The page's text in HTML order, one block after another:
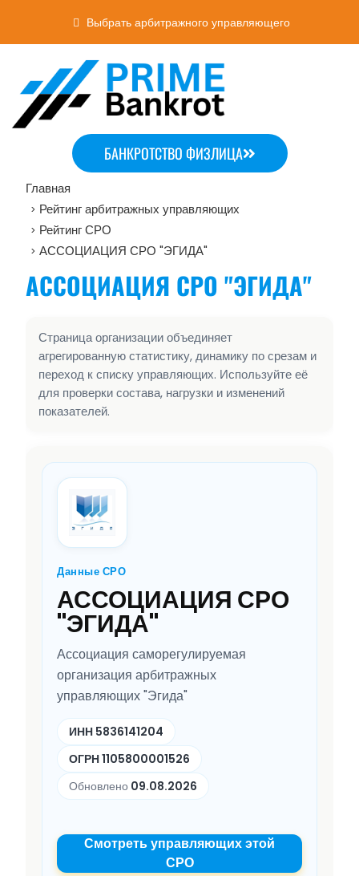
Выбрать арбитражного управляющего
БАНКРОТСТВО ФИЗЛИЦА
Главная
> Рейтинг арбитражных управляющих
> Рейтинг СРО
> АССОЦИАЦИЯ СРО "ЭГИДА"
АССОЦИАЦИЯ СРО "ЭГИДА"
Страница организации объединяет
агрегированную статистику, динамику по срезам и
переход к списку управляющих. Используйте её
для проверки состава, нагрузки и изменений
показателей.
Данные СРО
АССОЦИАЦИЯ СРО
"ЭГИДА"
Ассоциация саморегулируемая
организация арбитражных
управляющих "Эгида"
ИНН 5836141204
ОГРН 1105800001526
Обновлено 09.08.2026
Смотреть управляющих этой
СРО